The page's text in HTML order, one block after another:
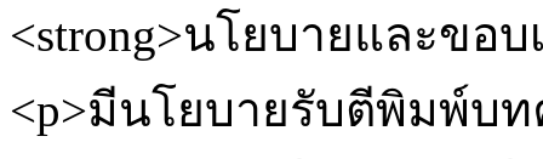
<strong>นโยบายและขอ
<p>มีนโยบายรับตีพิมพ์บ